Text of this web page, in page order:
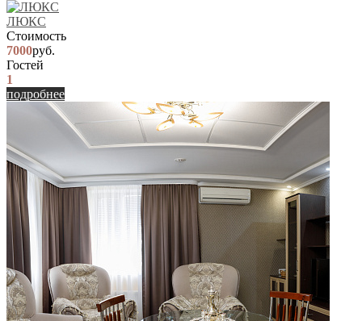
ЛЮКС
Стоимость
7000руб.
Гостей
1
подробнее